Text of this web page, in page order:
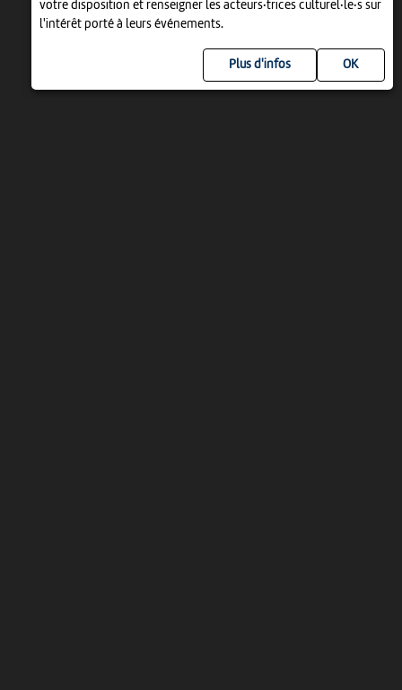
votre disposition et renseigner les acteurs·trices culturel·le·s sur
l'intérêt porté à leurs événements.
Plus d'infos